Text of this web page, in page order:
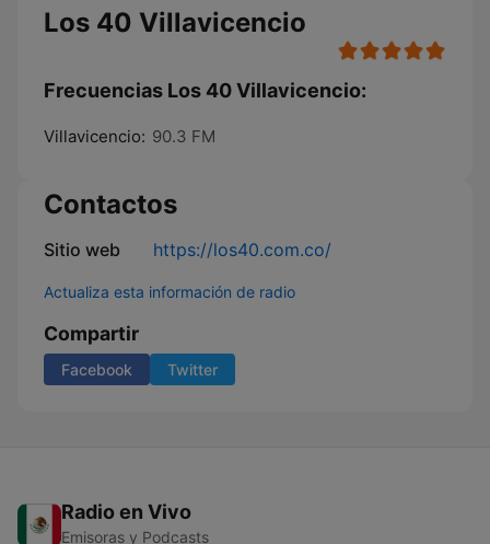
Los 40 Villavicencio
Frecuencias Los 40 Villavicencio:
Villavicencio: 90.3 FM
Contactos
Sitio web https://los40.com.co/
Actualiza esta información de radio
Compartir
Facebook Twitter
Radio en Vivo
Emisoras y Podcasts